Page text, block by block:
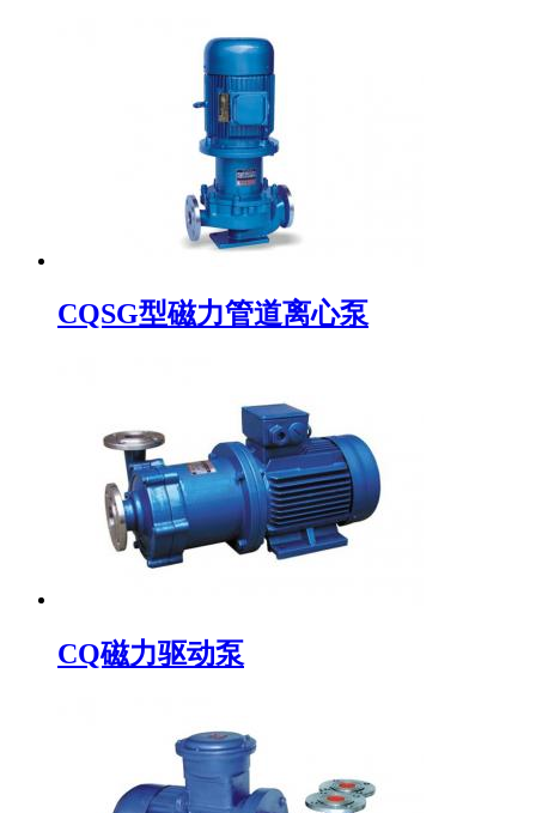
CQSG型磁力管道离心泵
CQ磁力驱动泵